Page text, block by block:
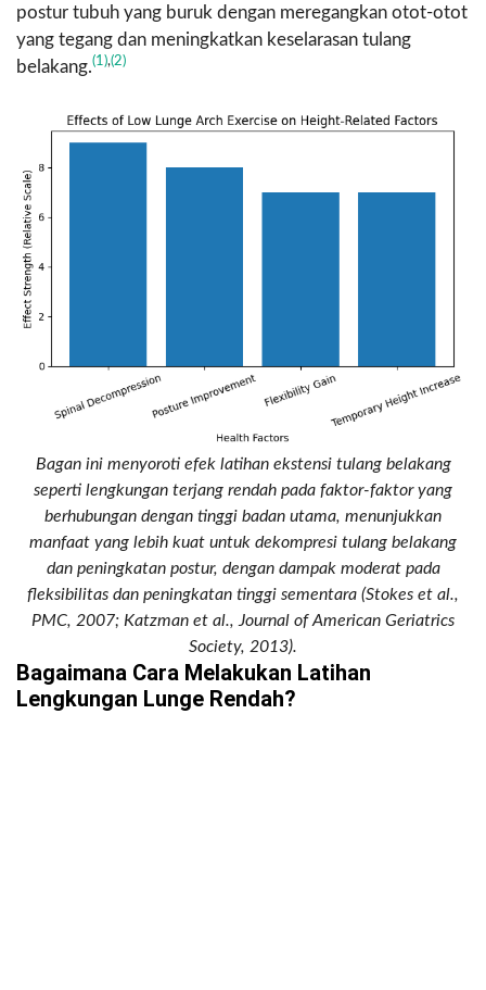
postur tubuh yang buruk dengan meregangkan otot-otot
yang tegang dan meningkatkan keselarasan tulang
belakang.(1),(2)
Bagan ini menyoroti efek latihan ekstensi tulang belakang
seperti lengkungan terjang rendah pada faktor-faktor yang
berhubungan dengan tinggi badan utama, menunjukkan
manfaat yang lebih kuat untuk dekompresi tulang belakang
dan peningkatan postur, dengan dampak moderat pada
fleksibilitas dan peningkatan tinggi sementara (Stokes et al.,
PMC, 2007; Katzman et al., Journal of American Geriatrics
Society, 2013).
Bagaimana Cara Melakukan Latihan
Lengkungan Lunge Rendah?